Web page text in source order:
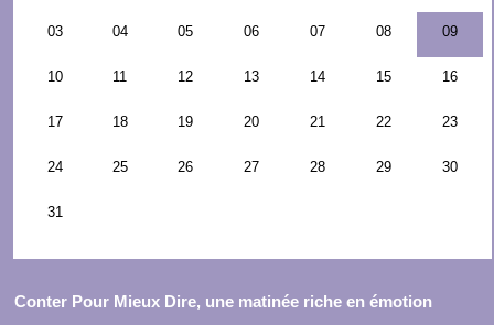
Conter Pour Mieux Dire, une matinée riche en émotion